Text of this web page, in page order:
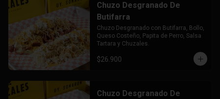
Chuzo Desgranado De
Butifarra
Chuzo Desgranado con Butifarra, Bollo,
Queso Costeño, Papita de Perro, Salsa
Tartara y Chuzales.
$26.900
Chuzo Desgranado De